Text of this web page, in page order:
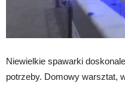
Niewielkie spawarki
potrzeby. Domowy warsztat,